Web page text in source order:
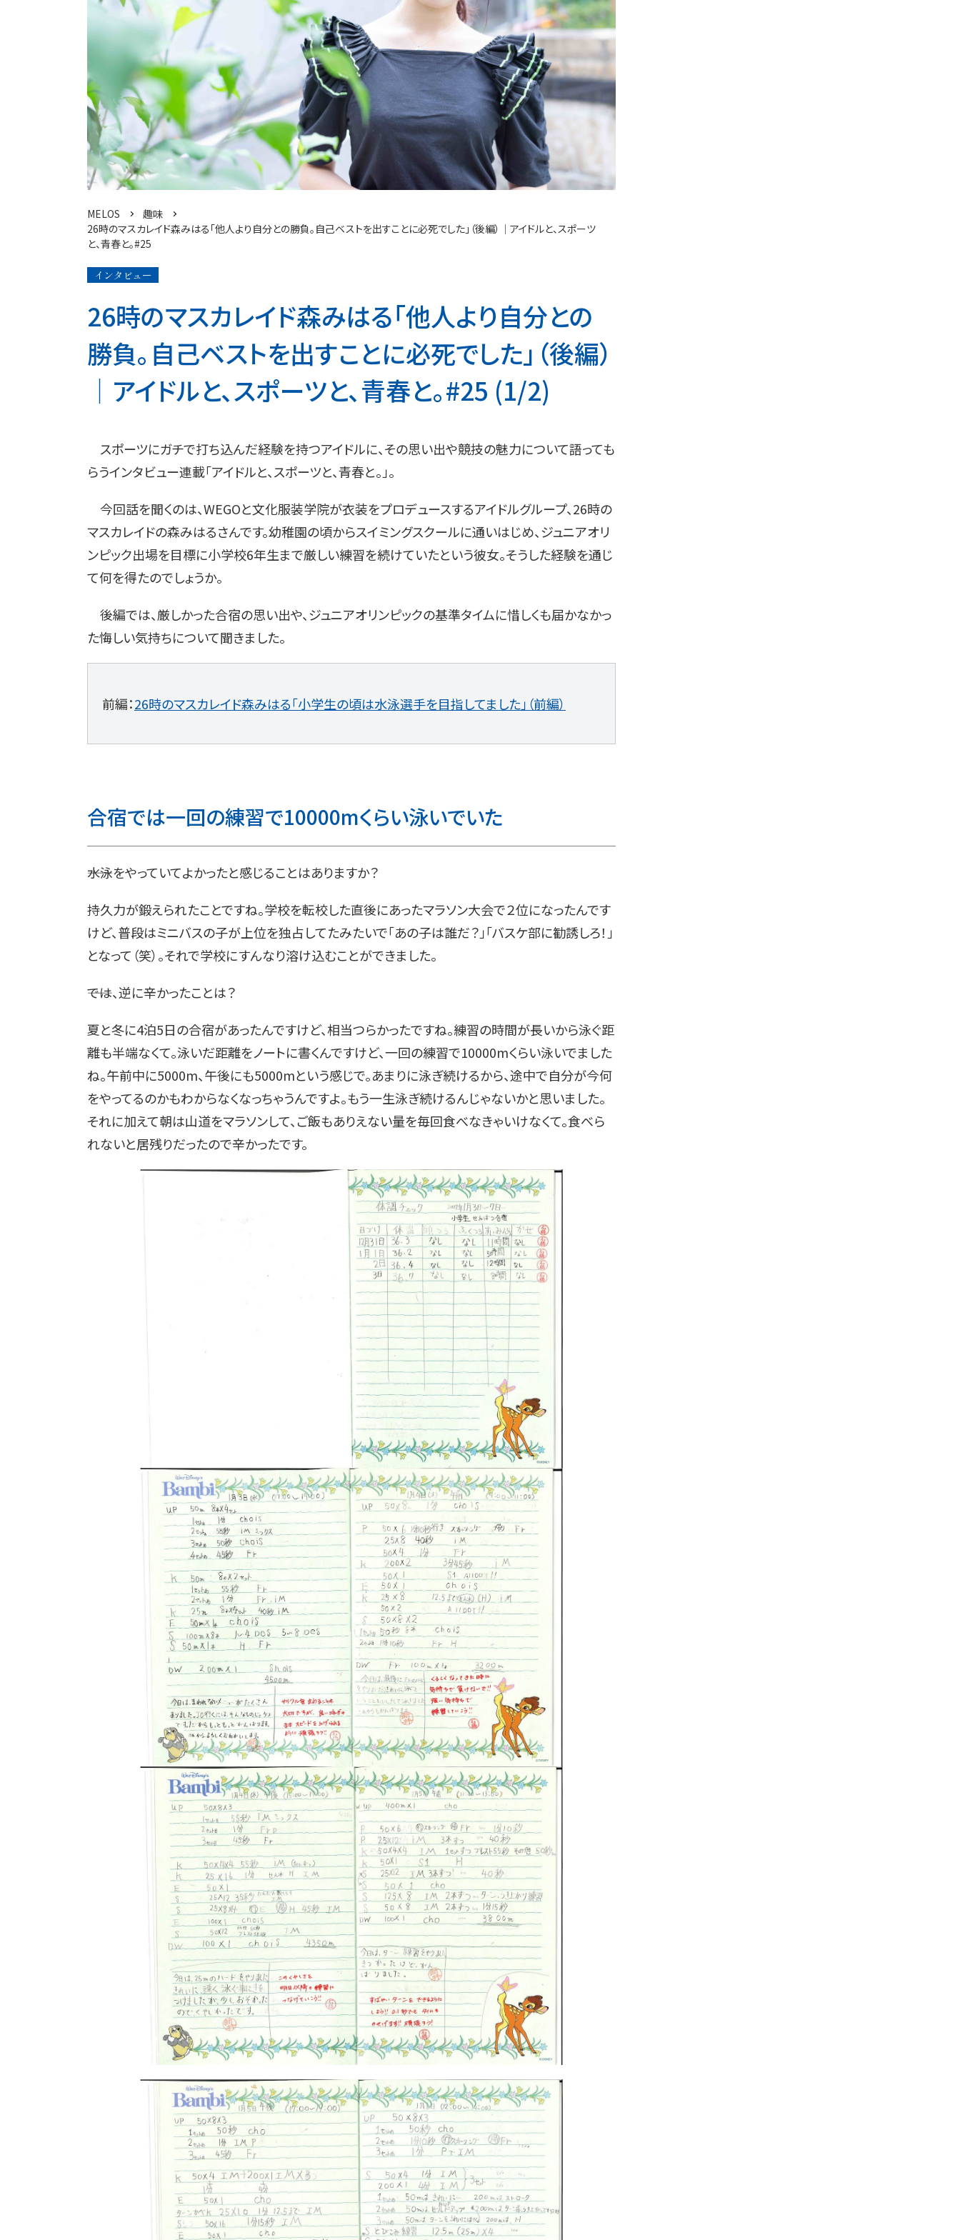
MELOS
趣味
26時のマスカレイド森みはる「他人より自分との勝負。自己ベストを出すことに必死でした」（後編）│アイドルと、スポーツ
と、青春と。#25
インタビュー
26時のマスカレイド森みはる「他人より自分との
勝負。自己ベストを出すことに必死でした」（後編）
│アイドルと、スポーツと、青春と。#25 (1/2)
スポーツにガチで打ち込んだ経験を持つアイドルに、その思い出や競技の魅力について語っても
らうインタビュー連載「アイドルと、スポーツと、青春と。」。
今回話を聞くのは、WEGOと文化服装学院が衣装をプロデュースするアイドルグループ、26時の
マスカレイドの森みはるさんです。幼稚園の頃からスイミングスクールに通いはじめ、ジュニアオリ
ンピック出場を目標に小学校6年生まで厳しい練習を続けていたという彼女。そうした経験を通じ
て何を得たのでしょうか。
後編では、厳しかった合宿の思い出や、ジュニアオリンピックの基準タイムに惜しくも届かなかっ
た悔しい気持ちについて聞きました。
前編：26時のマスカレイド森みはる「小学生の頃は水泳選手を目指してました」（前編）
合宿では一回の練習で10000mくらい泳いでいた
――水泳をやっていてよかったと感じることはありますか？
持久力が鍛えられたことですね。学校を転校した直後にあったマラソン大会で２位になったんです
けど、普段はミニバスの子が上位を独占してたみたいで「あの子は誰だ？」「バスケ部に勧誘しろ！」
となって（笑）。それで学校にすんなり溶け込むことができました。
――では、逆に辛かったことは？
夏と冬に4泊5日の合宿があったんですけど、相当つらかったですね。練習の時間が長いから泳ぐ距
離も半端なくて。泳いだ距離をノートに書くんですけど、一回の練習で10000mくらい泳いでました
ね。午前中に5000m、午後にも5000mという感じで。あまりに泳ぎ続けるから、途中で自分が今何
をやってるのかもわからなくなっちゃうんですよ。もう一生泳ぎ続けるんじゃないかと思いました。
それに加えて朝は山道をマラソンして、ご飯もありえない量を毎回食べなきゃいけなくて。食べら
れないと居残りだったので辛かったです。